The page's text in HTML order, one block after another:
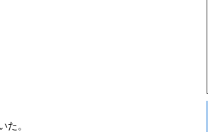
た。